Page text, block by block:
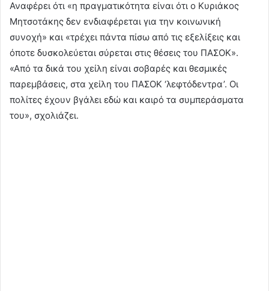
Αναφέρει ότι «η πραγματικότητα είναι ότι ο Κυριάκος
Μητσοτάκης δεν ενδιαφέρεται για την κοινωνική
συνοχή» και «τρέχει πάντα πίσω από τις εξελίξεις και
όποτε δυσκολεύεται σύρεται στις θέσεις του ΠΑΣΟΚ».
«Από τα δικά του χείλη είναι σοβαρές και θεσμικές
παρεμβάσεις, στα χείλη του ΠΑΣΟΚ ‘λεφτόδεντρα’. Οι
πολίτες έχουν βγάλει εδώ και καιρό τα συμπεράσματα
του», σχολιάζει.